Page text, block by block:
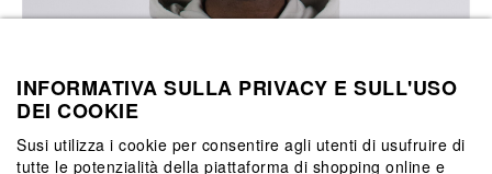
INFORMATIVA SULLA PRIVACY E SULL'USO
DEI COOKIE
Susi utilizza i cookie per consentire agli utenti di usufruire di
tutte le potenzialità della piattaforma di shopping online e